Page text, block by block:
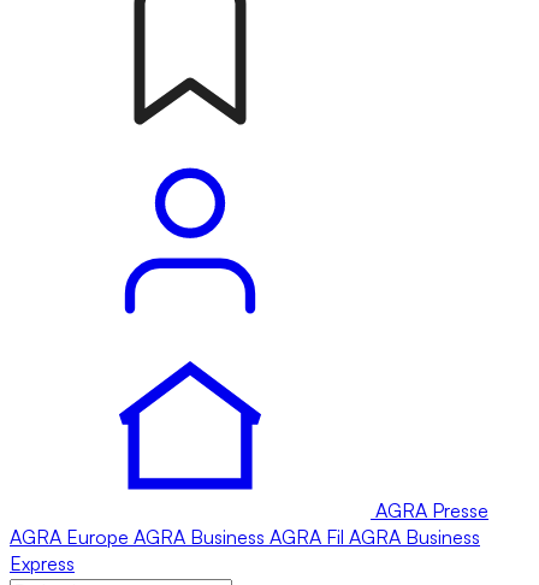
AGRA Presse
AGRA Europe AGRA Business AGRA Fil AGRA Business
Express